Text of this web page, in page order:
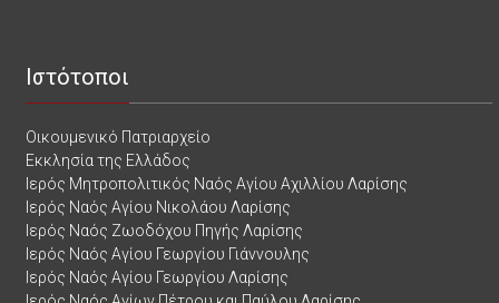
Ιστότοποι
Οικουμενικό Πατριαρχείο
Εκκλησία της Ελλάδος
Ιερός Μητροπολιτικός Ναός Αγίου Αχιλλίου Λαρίσης
Ιερός Ναός Αγίου Νικολάου Λαρίσης
Ιερός Ναός Ζωοδόχου Πηγής Λαρίσης
Ιερός Ναός Αγίου Γεωργίου Γιάννουλης
Ιερός Ναός Αγίου Γεωργίου Λαρίσης